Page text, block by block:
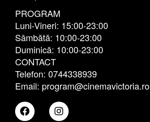
PROGRAM
Luni-Vineri: 15:00-23:00
Sâmbătă: 10:00-23:00
Duminică: 10:00-23:00
CONTACT
Telefon: 0744338939
Email: program@cinemavictoria.ro